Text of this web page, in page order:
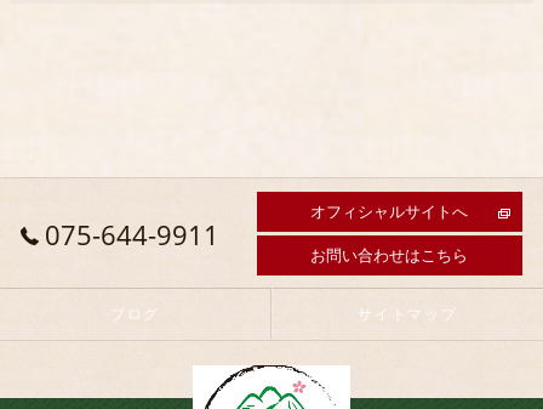
075-644-9911
オフィシャルサイトへ
お問い合わせはこちら
ブログ サイトマップ